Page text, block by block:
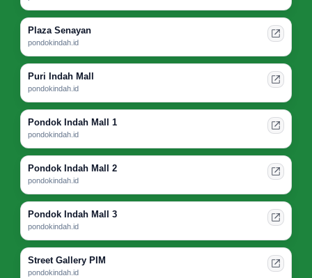
Plaza Senayan
pondokindah.id
Puri Indah Mall
pondokindah.id
Pondok Indah Mall 1
pondokindah.id
Pondok Indah Mall 2
pondokindah.id
Pondok Indah Mall 3
pondokindah.id
Street Gallery PIM
pondokindah.id